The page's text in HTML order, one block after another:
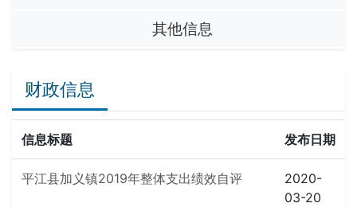
其他信息
财政信息
信息标题 发布日期
平江县加义镇2019年整体支出绩效自评
2020-
03-20